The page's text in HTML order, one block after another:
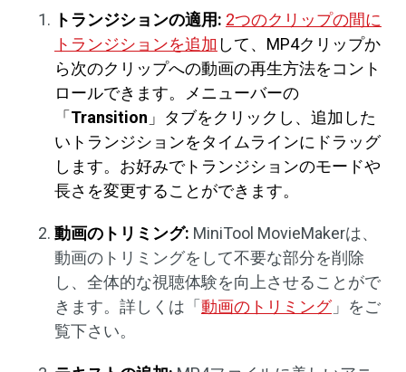
トランジションの適用: 2つのクリップの間に
トランジションを追加 して、MP4クリップか
ら次のクリップへの動画の再生方法をコント
ロールできます。
メニューバーの
「Transition 」タブをクリックし、追加した
いトランジションをタイムラインにドラッグ
します。お好みでトランジションのモードや
長さを変更することができます。
動画のトリミング: MiniTool MovieMakerは、
動画のトリミングをして不要な部分を削除
し、全体的な視聴体験を向上させることがで
きます。詳しくは「動画のトリミング」をご
覧下さい。